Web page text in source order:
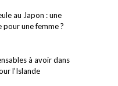
au Japon : une
pour une femme ?
à avoir dans
l’Islande